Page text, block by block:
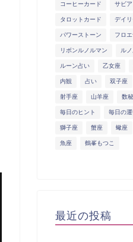
コーヒーカード サビ
タロットカード デイ
パワーストーン フロ
リボンルノルマン ル
ルーン占い 乙女座
内観 占い 双子座
射手座 山羊座 数秘
毎日のヒント 毎日の
獅子座 蟹座 蠍座
魚座 鶴峯もつこ
最近の投稿